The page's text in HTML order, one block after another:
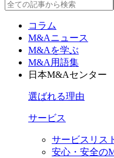
コラム
M&Aニュース
M&Aを学ぶ
M&A用語集
日本M&Aセンター
選ばれる理由
サービス
サービスリス
安心・安全の